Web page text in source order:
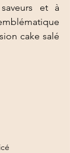
et à
cake salé